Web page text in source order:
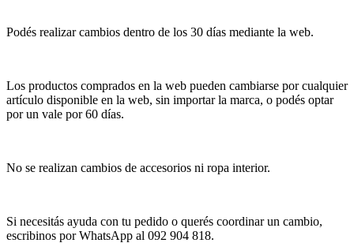
Podés realizar cambios dentro de los 30 días mediante la web.
Los productos comprados en la web pueden cambiarse por cualquier
artículo disponible en la web, sin importar la marca, o podés optar
por un vale por 60 días.
No se realizan cambios de accesorios ni ropa interior.
Si necesitás ayuda con tu pedido o querés coordinar un cambio,
escribinos por WhatsApp al 092 904 818.